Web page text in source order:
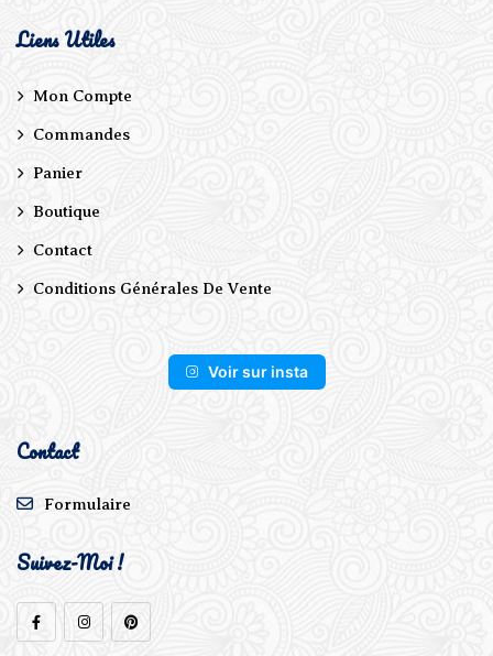
Liens Utiles
Mon Compte
Commandes
Panier
Boutique
Contact
Conditions Générales De Vente
Voir sur insta
Contact
Formulaire
Suivez-Moi !